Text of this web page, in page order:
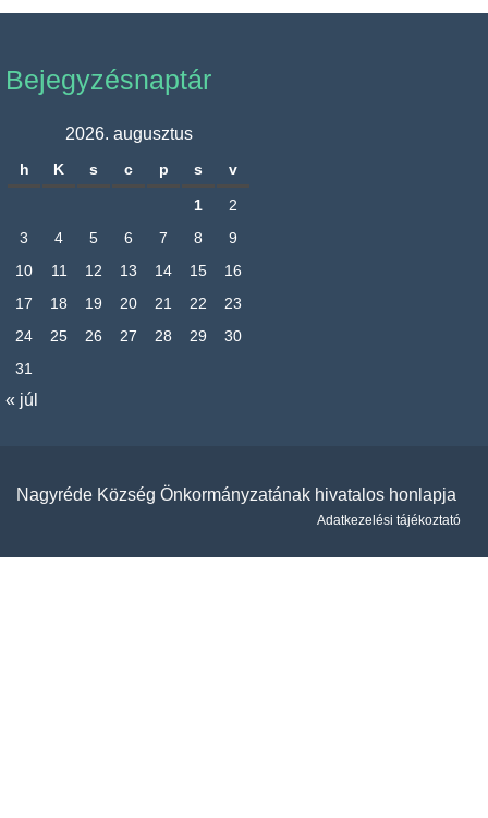
Bejegyzésnaptár
2026. augusztus
h K s c p s v
1
2
3
4 5 6 7 8
9
10
11 12 13 14 15
16
17
18 19 20 21 22
23
24
25 26 27 28 29
30
31
« júl
Nagyréde Község Önkormányzatának hivatalos honlapja
Adatkezelési tájékoztató